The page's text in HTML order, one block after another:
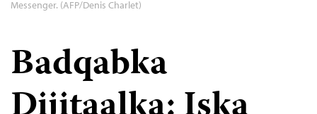
Messenger. (AFP/Denis Charlet)
Badqabka